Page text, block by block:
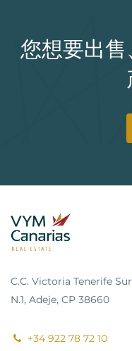
您想要出
C.C. Victoria Tenerife
N.1, Adeje, CP 38660
+34 922 78 72 10